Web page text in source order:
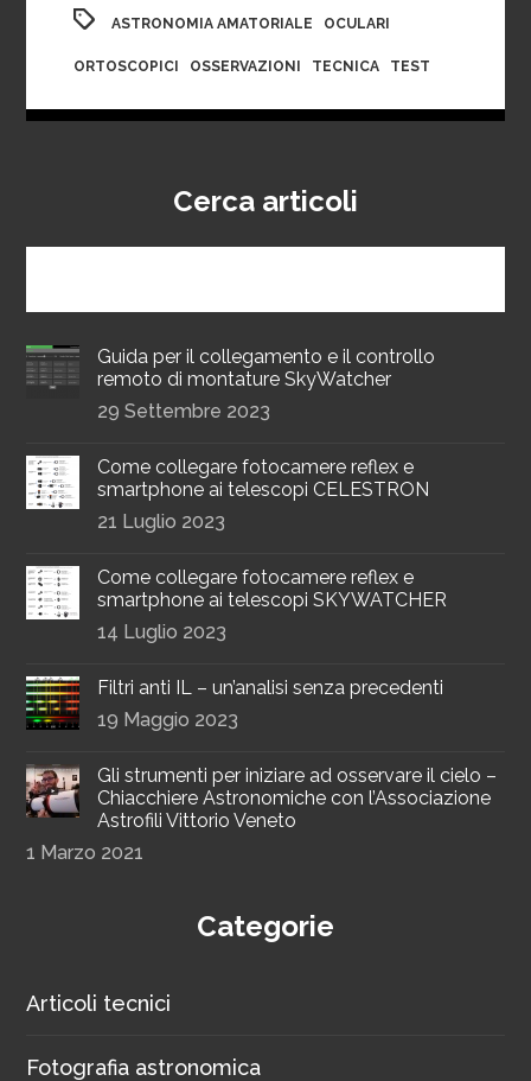
ASTRONOMIA AMATORIALE OCULARI
ORTOSCOPICI OSSERVAZIONI TECNICA TEST
Cerca articoli
Guida per il collegamento e il controllo
remoto di montature SkyWatcher
29 Settembre 2023
Come collegare fotocamere reflex e
smartphone ai telescopi CELESTRON
21 Luglio 2023
Come collegare fotocamere reflex e
smartphone ai telescopi SKYWATCHER
14 Luglio 2023
Filtri anti IL – un’analisi senza precedenti
19 Maggio 2023
Gli strumenti per iniziare ad osservare il cielo –
Chiacchiere Astronomiche con l’Associazione
Astrofili Vittorio Veneto
1 Marzo 2021
Categorie
Articoli tecnici
Fotografia astronomica